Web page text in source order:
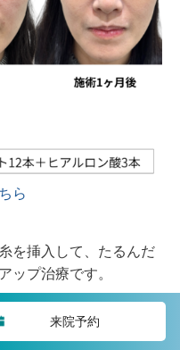
ら
を挿入して、たるんだ
ップ治療です。
も促進され、引き上げ
来院予約